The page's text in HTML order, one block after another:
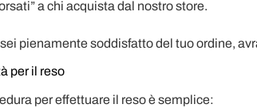
a chi acquista dal nostro store.
pienamente soddisfatto del tuo ordine,
per il reso
per effettuare il reso è semplice: